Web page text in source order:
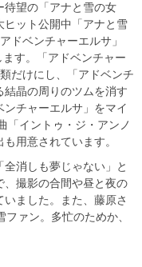
待望の「アナと雪の女
ヒット公開中「アナと雪
ドベンチャーエルサ」
す。「アドベンチャー
だけにし、「アドベンチ
結晶の周りのツムを消す
チャーエルサ」をマイ
「イントゥ・ジ・アンノ
用意されています。
消しも夢じゃない」と
、撮影の合間や昼と夜の
ました。また、藤原さ
ァン。多忙のためか、